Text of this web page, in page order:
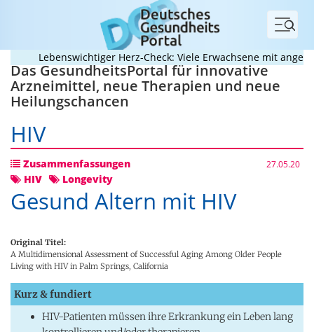
Menü
Lebenswichtiger Herz-Check: Viele Erwachsene mit
Das GesundheitsPortal für innovative
Arzneimittel, neue Therapien und neue
Heilungschancen
HIV
Zusammenfassungen 27.05.20
HIV Longevity
Gesund Altern mit HIV
Original Titel:
A Multidimensional Assessment of Successful Aging Among Older People
Living with HIV in Palm Springs, California
Kurz & fundiert
HIV-Patienten müssen ihre Erkrankung ein Leben lang